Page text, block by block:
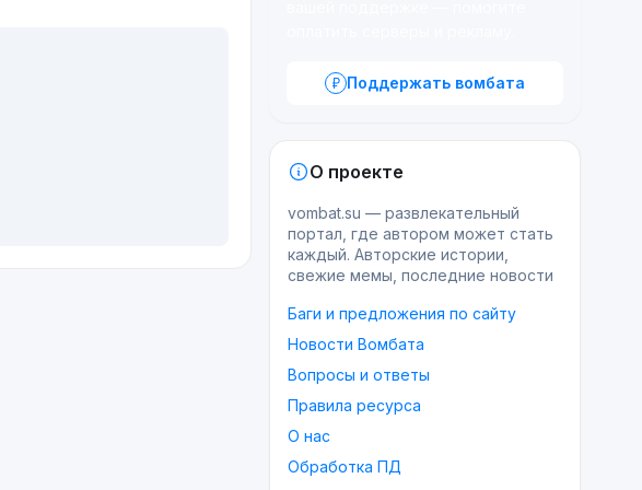
Поддержать вомбата
О проекте
vombat.su — развлекательный
портал, где автором может стать
каждый. Авторские истории,
свежие мемы, последние новости
Баги и предложения по сайту
Новости Вомбата
Вопросы и ответы
Правила ресурса
О нас
Обработка ПД